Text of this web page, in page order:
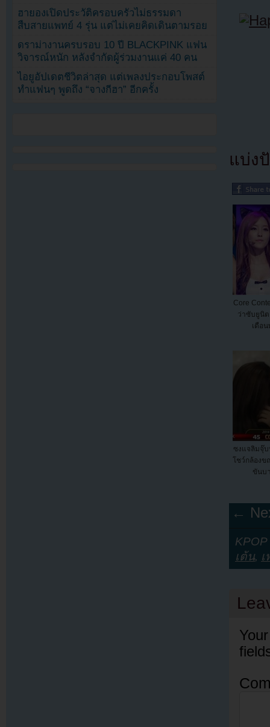
แบ่ง
Core
ว่าซับยูนิต
เดือ
ซงแจลิมจุ๊
โชว์กล้องข
ขันบ
←
เต้น,
ฮายองเปิดประวัติครอบครัวไม่ธรรมดา
สืบสายแพทย์ 4 รุ่น แต่ไม่เคยคิดเดินตามรอย
ดราม่างานครบรอบ 10 ปี BLACKPINK แฟน
วิจารณ์หนัก หลังจำกัดผู้ร่วมงานแค่ 40 คน
ไอยูอัปเดตชีวิตล่าสุด แต่เพลงประกอบโพสต์
ทำแฟนๆ พูดถึง “จางกีฮา” อีกครั้ง